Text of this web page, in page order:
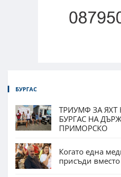
БУРГАС
ТРИУМФ ЗА
БУРГАС НА
ПРИМОРСКО
Когато една
присъди